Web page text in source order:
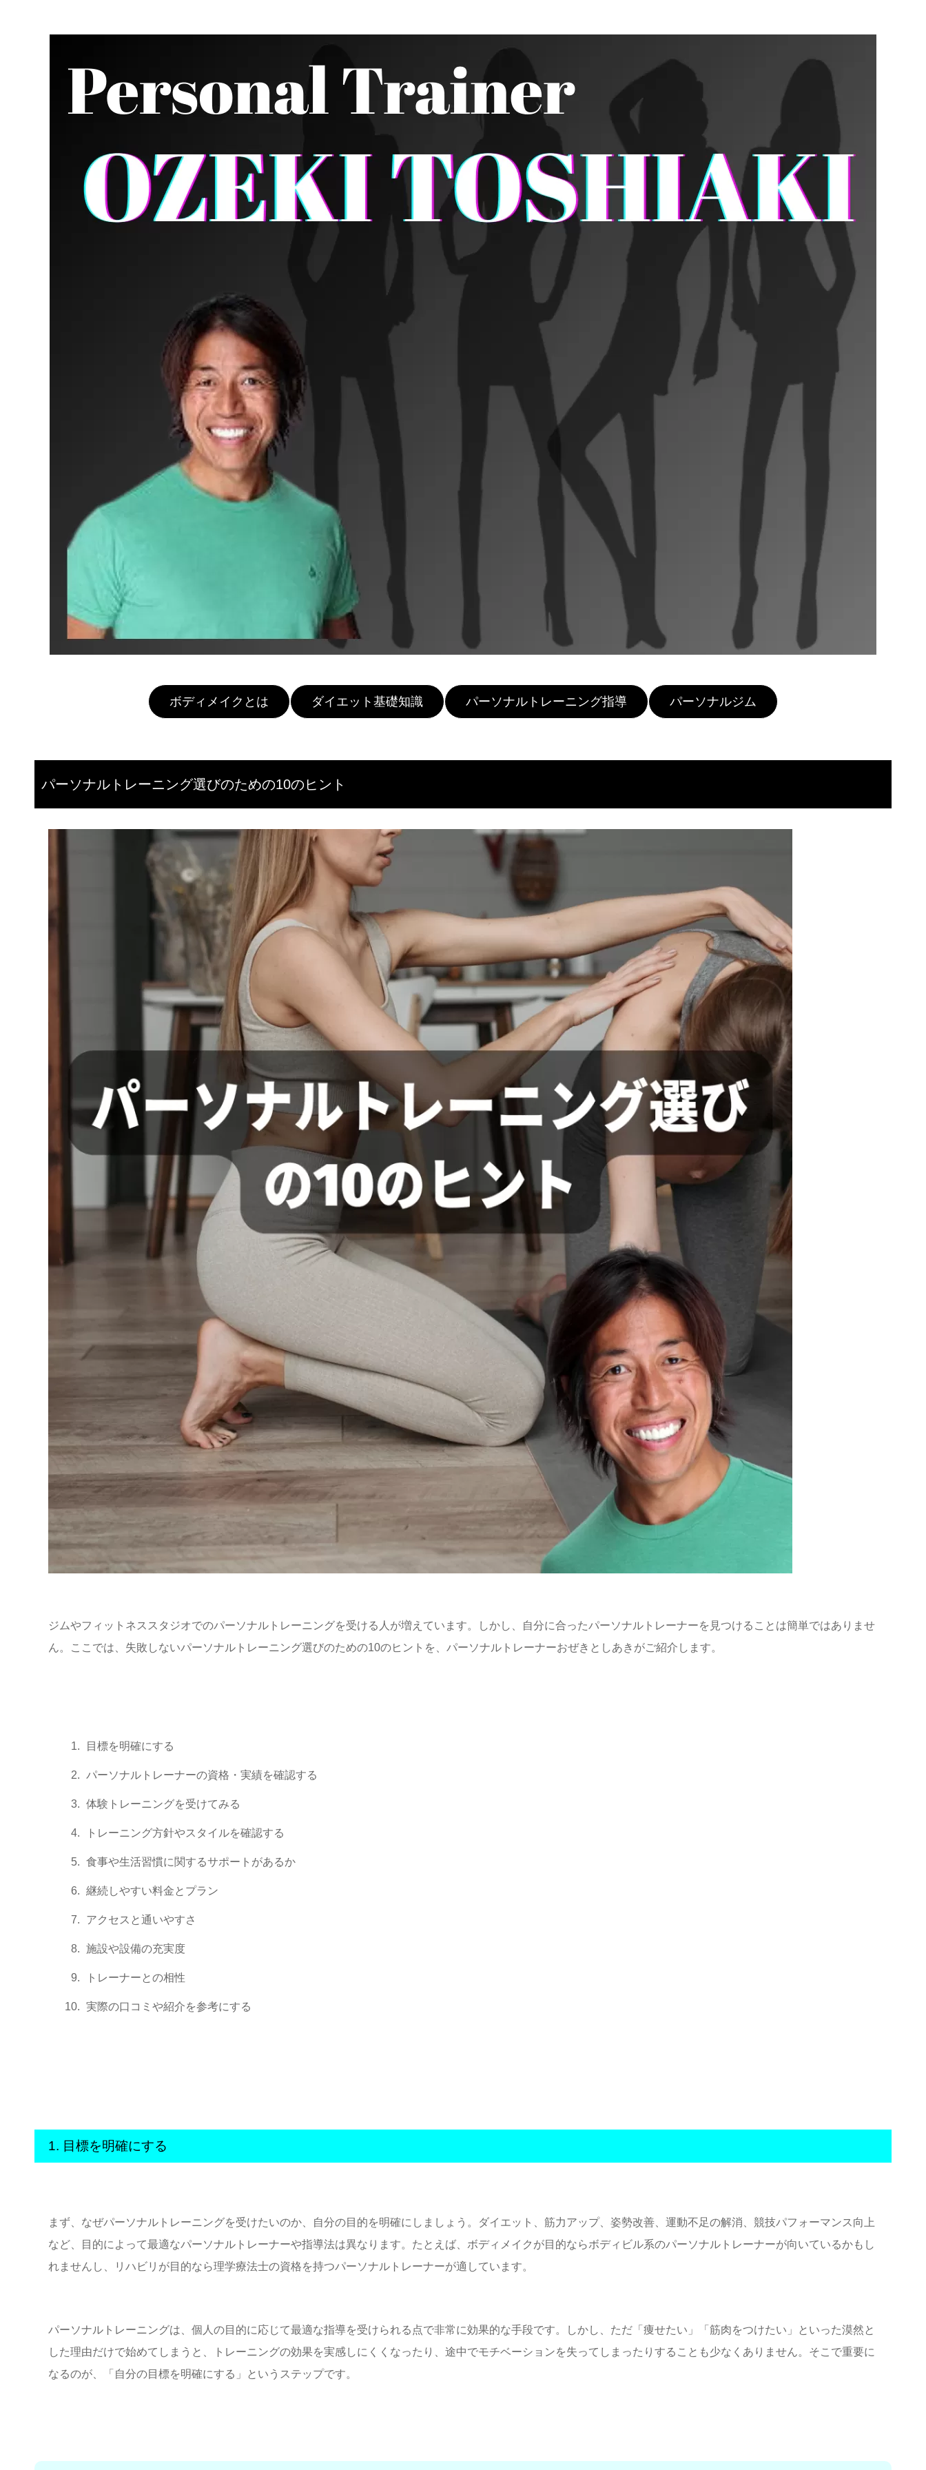
ボディメイクとは ダイエット基礎知識 パーソナルトレーニング指導 パーソナルジム
パーソナルトレーニング選びのための10のヒント
ジムやフィットネススタジオでのパーソナルトレーニングを受ける人が増えています。しかし、自分に合ったパーソナルトレーナーを見つけることは簡単ではありませ
ん。ここでは、失敗しないパーソナルトレーニング選びのための10のヒントを、 パーソナルトレーナーおぜきとしあき がご紹介します。
目標を明確にする
パーソナルトレーナーの資格・実績を確認する
体験トレーニングを受けてみる
トレーニング方針やスタイルを確認する
食事や生活習慣に関するサポートがあるか
継続しやすい料金とプラン
アクセスと通いやすさ
施設や設備の充実度
トレーナーとの相性
実際の口コミや紹介を参考にする
1. 目標を明確にする
まず、なぜパーソナルトレーニングを受けたいのか、自分の目的を明確にしましょう。ダイエット、筋力アップ、姿勢改善、運動不足の解消、競技パフォーマンス向上
など、目的によって最適なパーソナルトレーナーや指導法は異なります。たとえば、ボディメイクが目的ならボディビル系のパーソナルトレーナーが向いているかもし
れませんし、リハビリが目的なら理学療法士の資格を持つパーソナルトレーナーが適しています。
パーソナルトレーニングは、個人の目的に応じて最適な指導を受けられる点で非常に効果的な手段です。しかし、ただ「痩せたい」「筋肉をつけたい」といった漠然と
した理由だけで始めてしまうと、トレーニングの効果を実感しにくくなったり、途中でモチベーションを失ってしまったりすることも少なくありません。そこで重要に
なるのが、「自分の目標を明確にする」というステップです。